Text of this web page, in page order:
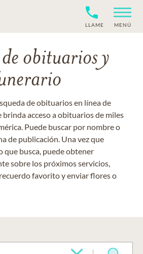
LLAME MENÚ
obituarios y
de obituarios en línea de
acceso a obituarios de miles
Puede buscar por nombre o
de publicación. Una vez que
busca, puede obtener
sobre los próximos servicios,
favorito y enviar flores o